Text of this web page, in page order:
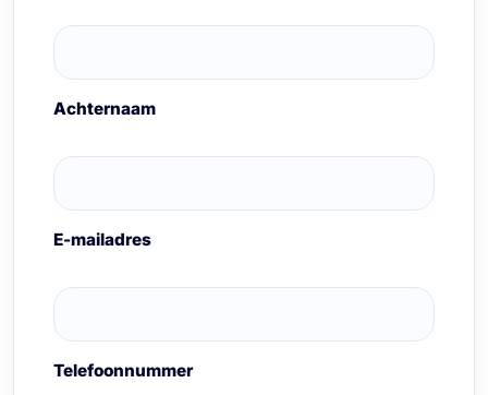
Achternaam
E-mailadres
Telefoonnummer